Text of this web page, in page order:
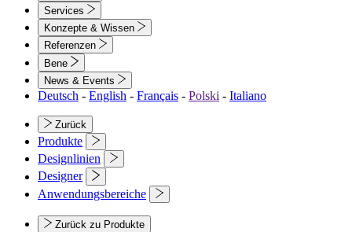
Services
Konzepte & Wissen
Referenzen
Bene
News & Events
Deutsch - English - Français - Polski - Italiano
Zurück
Produkte
Designlinien
Designer
Anwendungsbereiche
Zurück zu Produkte